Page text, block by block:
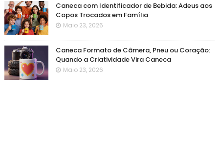
Caneca com Identificador de Bebida: Adeus aos
Copos Trocados em Família
Maio 23, 2026
Caneca Formato de Câmera, Pneu ou Coração:
Quando a Criatividade Vira Caneca
Maio 23, 2026